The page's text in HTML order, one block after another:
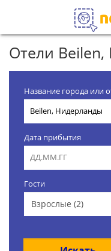
Отели
Название города или
Дата прибытия
Гости
Взрослые (2)